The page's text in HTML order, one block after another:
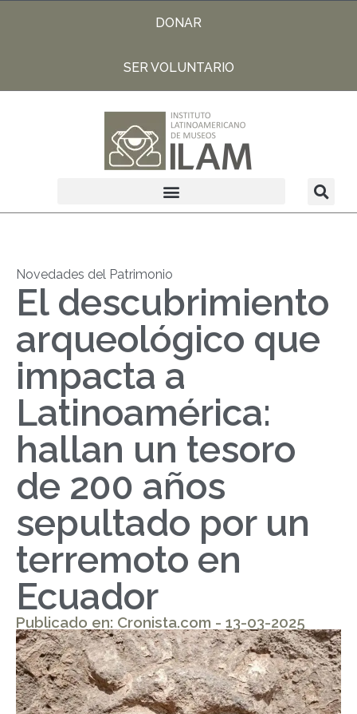
DONAR
SER VOLUNTARIO
Novedades del Patrimonio
El descubrimiento
arqueológico que
impacta a
Latinoamérica:
hallan un tesoro
de 200 años
sepultado por un
terremoto en
Ecuador
Publicado en: Cronista.com - 13-03-2025